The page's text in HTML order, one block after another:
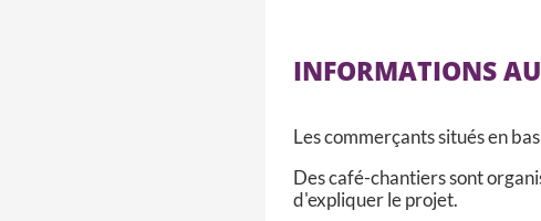
INFORMATIONS
Les commerçants situés en
Des café-chantiers sont
d'expliquer le projet.